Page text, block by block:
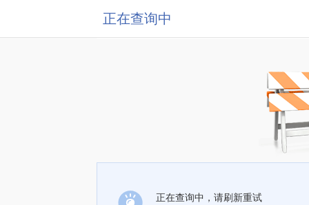
正在查询中
正在查询中，请刷新重试